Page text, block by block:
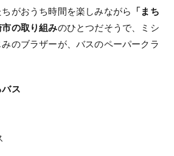
がおうち時間を楽しみながら
「まち
の取り組みのひとつだそうで、ミシ
のブラザーが、バスのペーパークラ
ス